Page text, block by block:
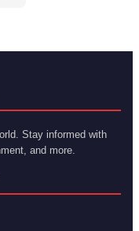
Stay informed with
and more.